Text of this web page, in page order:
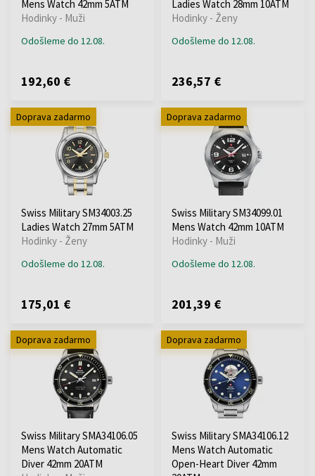
Mens Watch 42mm 5ATM
Hodinky - Muži
Odošleme do 12.08.
192,60 €
Ladies Watch 28mm 10ATM
Hodinky - Ženy
Odošleme do 12.08.
236,57 €
Doprava zadarmo
Swiss Military SM34003.25
Ladies Watch 27mm 5ATM
Hodinky - Ženy
Odošleme do 12.08.
175,01 €
Doprava zadarmo
Swiss Military SM34099.01
Mens Watch 42mm 10ATM
Hodinky - Muži
Odošleme do 12.08.
201,39 €
Doprava zadarmo
Swiss Military SMA34106.05
Mens Watch Automatic
Diver 42mm 20ATM
Doprava zadarmo
Swiss Military SMA34106.12
Mens Watch Automatic
Open-Heart Diver 42mm